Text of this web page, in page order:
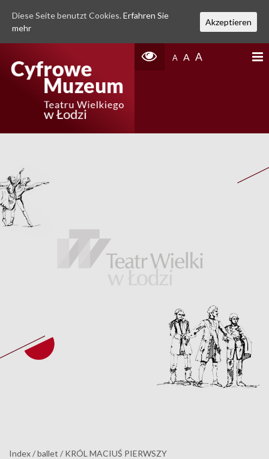
A A A
Index/ballet / KRÓL MACIUŚ PIERWSZY
Diese Seite benutzt Cookies. Erfahren Sie
mehr
Akzeptieren